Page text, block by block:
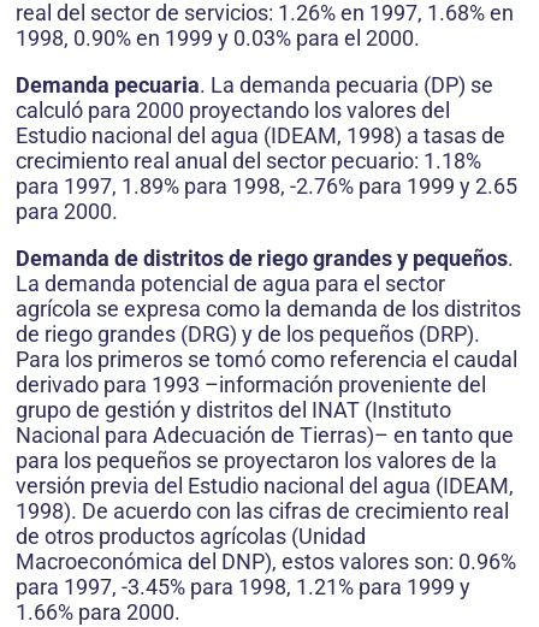
real del sector de servicios: 1.26% en 1997, 1.68% en
1998, 0.90% en 1999 y 0.03% para el 2000.
Demanda pecuaria. La demanda pecuaria (DP) se
calculó para 2000 proyectando los valores del
Estudio nacional del agua (IDEAM, 1998) a tasas de
crecimiento real anual del sector pecuario: 1.18%
para 1997, 1.89% para 1998, -2.76% para 1999 y 2.65
para 2000.
Demanda de distritos de riego grandes y pequeños.
La demanda potencial de agua para el sector
agrícola se expresa como la demanda de los distritos
de riego grandes (DRG) y de los pequeños (DRP).
Para los primeros se tomó como referencia el caudal
derivado para 1993 –información proveniente del
grupo de gestión y distritos del INAT (Instituto
Nacional para Adecuación de Tierras)– en tanto que
para los pequeños se proyectaron los valores de la
versión previa del Estudio nacional del agua (IDEAM,
1998). De acuerdo con las cifras de crecimiento real
de otros productos agrícolas (Unidad
Macroeconómica del DNP), estos valores son: 0.96%
para 1997, -3.45% para 1998, 1.21% para 1999 y
1.66% para 2000.